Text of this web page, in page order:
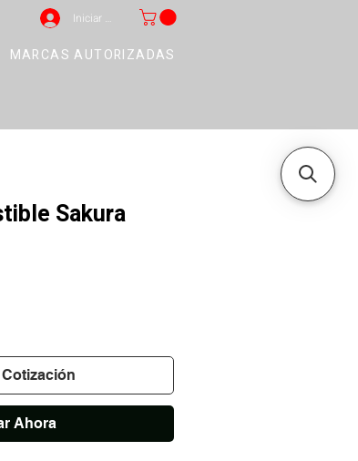
Iniciar sesión
MARCAS AUTORIZADAS
Sakura
Ahora